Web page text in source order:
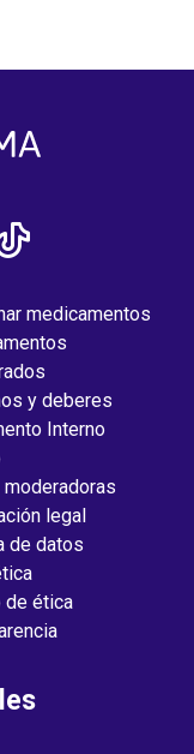
medicamentos
y deberes
Interno
moderadoras
legal
de datos
de ética